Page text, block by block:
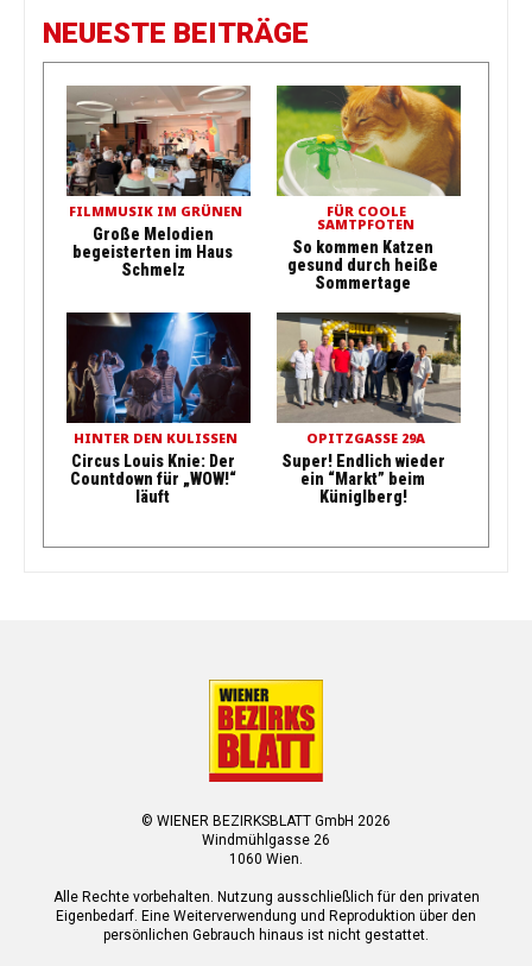
NEUESTE BEITRÄGE
FILMMUSIK IM GRÜNEN
Große Melodien
begeisterten im Haus
Schmelz
FÜR COOLE
SAMTPFOTEN
So kommen Katzen
gesund durch heiße
Sommertage
HINTER DEN KULISSEN
Circus Louis Knie: Der
Countdown für „WOW!“
läuft
OPITZGASSE 29A
Super! Endlich wieder
ein “Markt” beim
Küniglberg!
© WIENER BEZIRKSBLATT GmbH 2026
Windmühlgasse 26
1060 Wien.
Alle Rechte vorbehalten. Nutzung ausschließlich für den privaten
Eigenbedarf. Eine Weiterverwendung und Reproduktion über den
persönlichen Gebrauch hinaus ist nicht gestattet.